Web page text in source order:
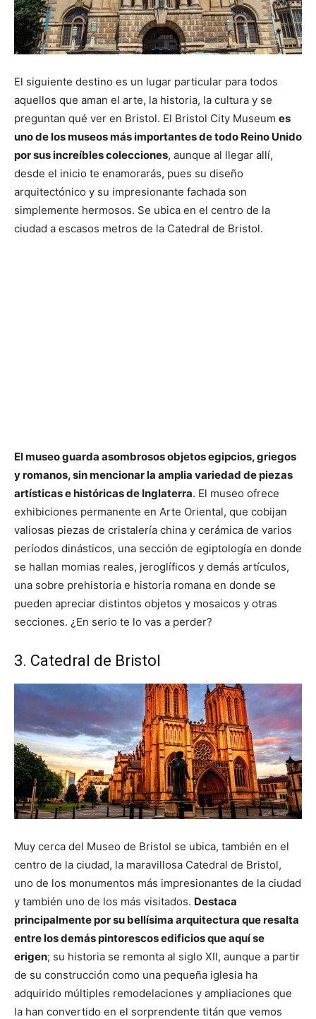
El siguiente destino es un lugar particular para todos
aquellos que aman el arte, la historia, la cultura y se
preguntan qué ver en Bristol. El Bristol City Museum es
uno de los museos más importantes de todo Reino Unido
por sus increíbles colecciones, aunque al llegar allí,
desde el inicio te enamorarás, pues su diseño
arquitectónico y su impresionante fachada son
simplemente hermosos. Se ubica en el centro de la
ciudad a escasos metros de la Catedral de Bristol.
El museo guarda asombrosos objetos egipcios, griegos
y romanos, sin mencionar la amplia variedad de piezas
artísticas e históricas de Inglaterra. El museo ofrece
exhibiciones permanente en Arte Oriental, que cobijan
valiosas piezas de cristalería china y cerámica de varios
períodos dinásticos, una sección de egiptología en donde
se hallan momias reales, jeroglíficos y demás artículos,
una sobre prehistoria e historia romana en donde se
pueden apreciar distintos objetos y mosaicos y otras
secciones. ¿En serio te lo vas a perder?
3. Catedral de Bristol
Muy cerca del Museo de Bristol se ubica, también en el
centro de la ciudad, la maravillosa Catedral de Bristol,
uno de los monumentos más impresionantes de la ciudad
y también uno de los más visitados. Destaca
principalmente por su bellísima arquitectura que resalta
entre los demás pintorescos edificios que aquí se
erigen; su historia se remonta al siglo XII, aunque a partir
de su construcción como una pequeña iglesia ha
adquirido múltiples remodelaciones y ampliaciones que
la han convertido en el sorprendente titán que vemos